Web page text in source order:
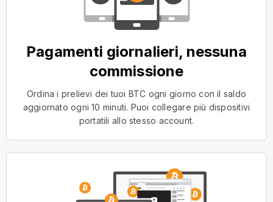
Pagamenti giornalieri, nessuna
commissione
Ordina i prelievi dei tuoi BTC ogni giorno con il saldo
aggiornato ogni 10 minuti. Puoi collegare più dispositivi
portatili allo stesso account.